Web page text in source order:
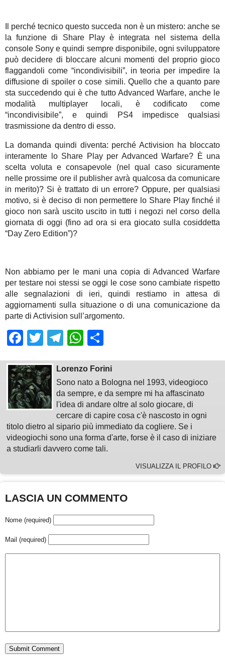
Il perché tecnico questo succeda non è un mistero: anche se
la funzione di Share Play è integrata nel sistema della
console Sony e quindi sempre disponibile, ogni sviluppatore
può decidere di bloccare alcuni momenti del proprio gioco
flaggandoli come “incondivisibili”, in teoria per impedire la
diffusione di spoiler o cose simili. Quello che a quanto pare
sta succedendo qui è che tutto Advanced Warfare, anche le
modalità multiplayer locali, è codificato come
“incondivisibile”, e quindi PS4 impedisce qualsiasi
trasmissione da dentro di esso.
La domanda quindi diventa: perché Activision ha bloccato
interamente lo Share Play per Advanced Warfare? È una
scelta voluta e consapevole (nel qual caso sicuramente
nelle prossime ore il publisher avrà qualcosa da comunicare
in merito)? Si è trattato di un errore? Oppure, per qualsiasi
motivo, si è deciso di non permettere lo Share Play finché il
gioco non sarà uscito uscito in tutti i negozi nel corso della
giornata di oggi (fino ad ora si era giocato sulla cosiddetta
“Day Zero Edition”)?
Non abbiamo per le mani una copia di Advanced Warfare
per testare noi stessi se oggi le cose sono cambiate rispetto
alle segnalazioni di ieri, quindi restiamo in attesa di
aggiornamenti sulla situazione o di una comunicazione da
parte di Activision sull’argomento.
Facebook
TwitterTelegram
WhatsApp
Lorenzo Forini
Sono nato a Bologna nel 1993, videogioco
da sempre, e da sempre mi ha affascinato
l'idea di andare oltre al solo giocare, di
cercare di capire cosa c'è nascosto in ogni
titolo dietro al sipario più immediato da cogliere. Se i
videogiochi sono una forma d'arte, forse è il caso di iniziare
a studiarli davvero come tali.
VISUALIZZA IL PROFILO
LASCIA UN COMMENTO
Nome (required)
Mail (required)